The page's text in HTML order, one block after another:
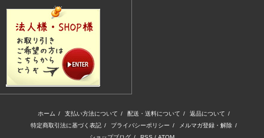
ホーム / 支払い方法について / 配送・送料について / 返品について /
特定商取引法に基づく表記 / プライバシーポリシー / メルマガ登録・解除 /